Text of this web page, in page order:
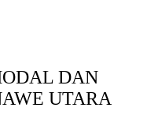
DAN
UTARA